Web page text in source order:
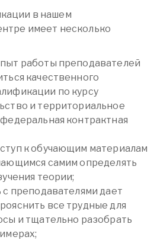
в нашем
имеет несколько
работы преподавателей
качественного
по курсу
и территориальное
контрактная
к обучающим материалам
самим определять
теории;
с преподавателями дает
все трудные для
и тщательно разобрать